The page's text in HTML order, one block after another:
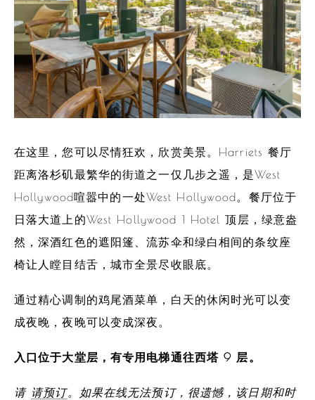
在这里，您可以尽情狂欢，欣赏美景。Harriets 餐厅
距离洛杉矶最繁华的街道之一仅几步之遥，是West
Hollywood喧嚣中的一处West Hollywood。餐厅位于
日落大道上的West Hollywood 1 Hotel 顶层，绿意盎
然，深酒红色的遮阳篷、流苏伞和绿白相间的条纹座
椅让人瞠目结舌，城市全景尽收眼底。
通过精心调制的鸡尾酒菜单，白天的休闲时光可以变
成夜晚，夜晚可以变成深夜。
入口位于大堂层，有专用电梯通往西塔 9 层。
请 请预订。如果在线无法预订，很遗憾，该日期和时